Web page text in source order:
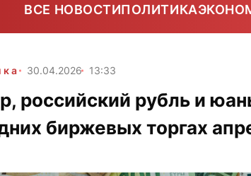
ВСЕ НОВОСТИПОЛИТИКА
30.04.2026 13:33
российский рубль и
биржевых торгах